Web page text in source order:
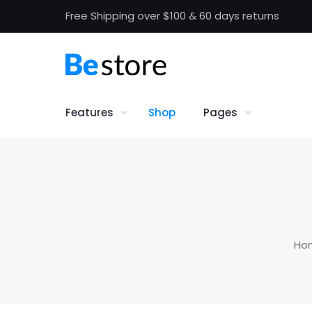
Free Shipping over $100 & 60 days returns
Features Shop Pages